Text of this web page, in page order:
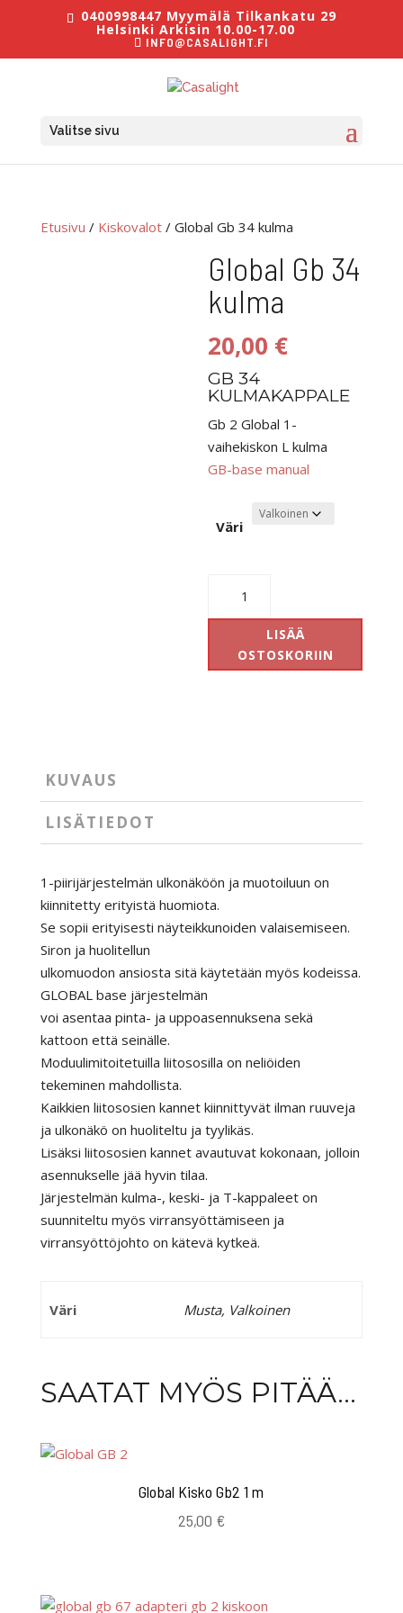
0400998447 Myymälä Tilkankatu 29
Helsinki Arkisin 10.00-17.00
INFO@CASALIGHT.FI
Valitse sivu
Etusivu / Kiskovalot/ Global Gb 34 kulma
Global Gb 34
kulma
20,00 €
GB 34
KULMAKAPPALE
Gb 2 Global 1-
vaihekiskon L kulma
GB-base manual
Väri
kulma
määrä
LISÄÄ
OSTOSKORIIN
KUVAUS
LISÄTIEDOT
1-piirijärjestelmän ulkonäköön ja muotoiluun on
kiinnitetty erityistä huomiota.
Se sopii erityisesti näyteikkunoiden valaisemiseen.
Siron ja huolitellun
ulkomuodon ansiosta sitä käytetään myös kodeissa.
GLOBAL base järjestelmän
voi asentaa pinta- ja uppoasennuksena sekä
kattoon että seinälle.
Moduulimitoitetuilla liitososilla on neliöiden
tekeminen mahdollista.
Kaikkien liitososien kannet kiinnittyvät ilman ruuveja
ja ulkonäkö on huoliteltu ja tyylikäs.
Lisäksi liitososien kannet avautuvat kokonaan, jolloin
asennukselle jää hyvin tilaa.
Järjestelmän kulma-, keski- ja T-kappaleet on
suunniteltu myös virransyöttämiseen ja
virransyöttöjohto on kätevä kytkeä.
Väri Musta, Valkoinen
SAATAT MYÖS PITÄÄ...
Global Kisko Gb2 1 m
25,00 €